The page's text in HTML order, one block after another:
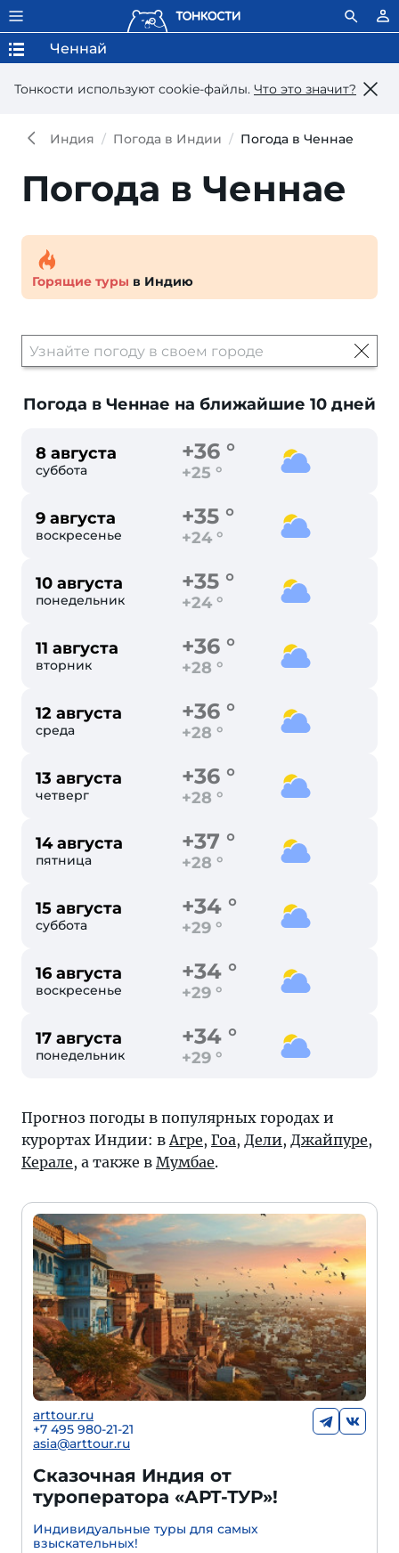
Тонкости используют сookie-файлы. Что это значит?
Ченнай
Индия Погода в Индии Погода в Ченнае
Погода в Ченнае
Горящие туры в Индию
Погода в Ченнае на ближайшие 10 дней
8 августа
суббота
+36 °
+25 °
9 августа
воскресенье
+35 °
+24 °
10 августа
понедельник
+35 °
+24 °
11 августа
вторник
+36 °
+28 °
12 августа
среда
+36 °
+28 °
13 августа
четверг
+36 °
+28 °
14 августа
пятница
+37 °
+28 °
15 августа
суббота
+34 °
+29 °
16 августа
воскресенье
+34 °
+29 °
17 августа
понедельник
+34 °
+29 °
Прогноз погоды в популярных городах и
курортах Индии: вАгре, Гоа, Дели, Джайпуре,
Керале, а также в Мумбае.
arttour.ru
+7 495 980-21-21
asia@arttour.ru
Сказочная Индия от
туроператора «АРТ-ТУР»!
Индивидуальные туры для самых
взыскательных!